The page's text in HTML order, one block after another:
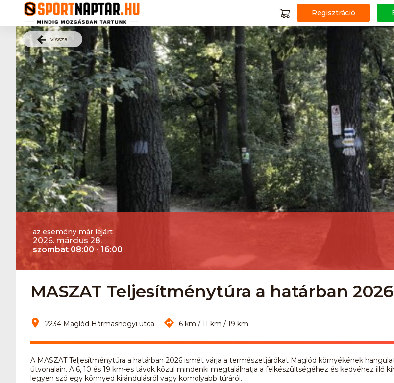
Regisztráció
vissza
az esemény már lejárt
2026. március 28.
szombat 08:00 - 16:00
MASZAT Teljesítménytúra a határban
2234 Maglód Hármashegyi utca 6 km / 11 km / 19 km
A MASZAT Teljesítménytúra a határban 2026 ismét várja a természetjárókat Maglód környékének
útvonalain. A 6, 10 és 19 km-es távok közül mindenki megtalálhatja a felkészültségéhez és kedvéhez illő
legyen szó egy könnyed kirándulásról vagy komolyabb túráról.